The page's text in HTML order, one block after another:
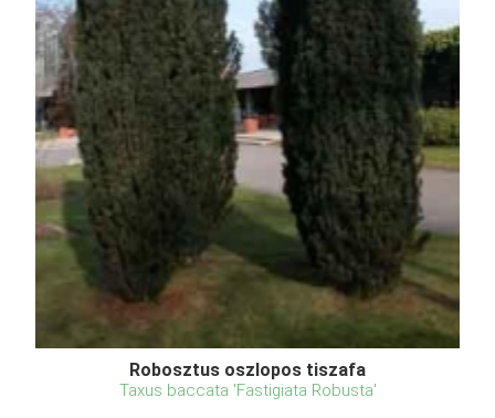
Robosztus oszlopos tiszafa
Taxus baccata 'Fastigiata Robusta'